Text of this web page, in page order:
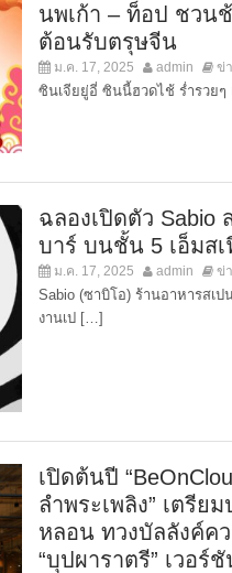
นพเก้า – ท็อป ชวน
ต้อนรับตรุษจีน
ม.ค. 17, 2025 admin ข่
ซินเจียยู่อี่ ซินนี้ฮวดไช้ ร่ำรวย
ฉลองเปิดตัว Sabio
บาร์ บนชั้น 5 เอ็มสเ
ม.ค. 17, 2025 admin ข่
Sabio (ซาบิโอ) ร้านอาหารสเ
งานเป […]
เปิดต้นปี
ลำพระเพลิง” เตรีย
หลอน ทวงบัลลังค์ค
“บุปผาราตรี” เวอร์